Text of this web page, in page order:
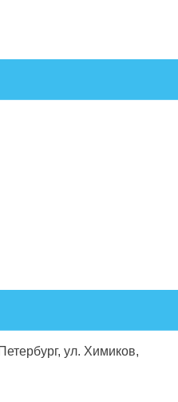
ул. Химиков,